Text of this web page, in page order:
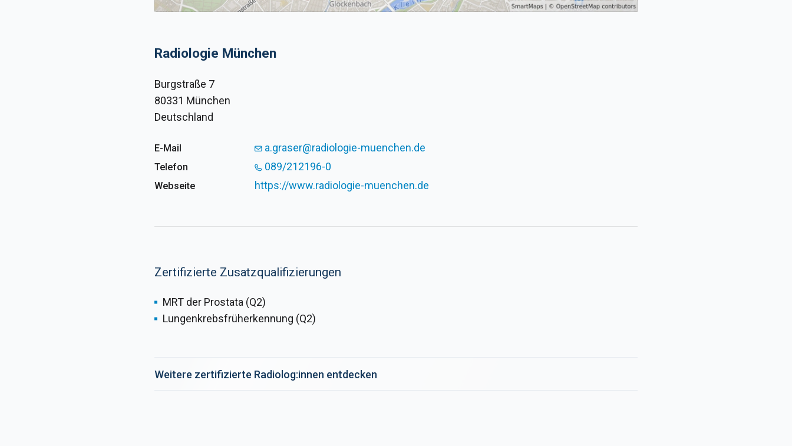
Radiologie München
Burgstraße 7
80331 München
Deutschland
E-Mail a.graser@radiologie-muenchen.de
Telefon 089/212196-0
Webseite https://www.radiologie-muenchen.de
Zertifizierte Zusatzqualifizierungen
MRT der Prostata (Q2)
Lungenkrebsfrüherkennung (Q2)
Weitere zertifizierte Radiolog:innen entdecken